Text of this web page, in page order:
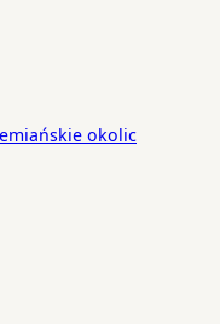
okolic